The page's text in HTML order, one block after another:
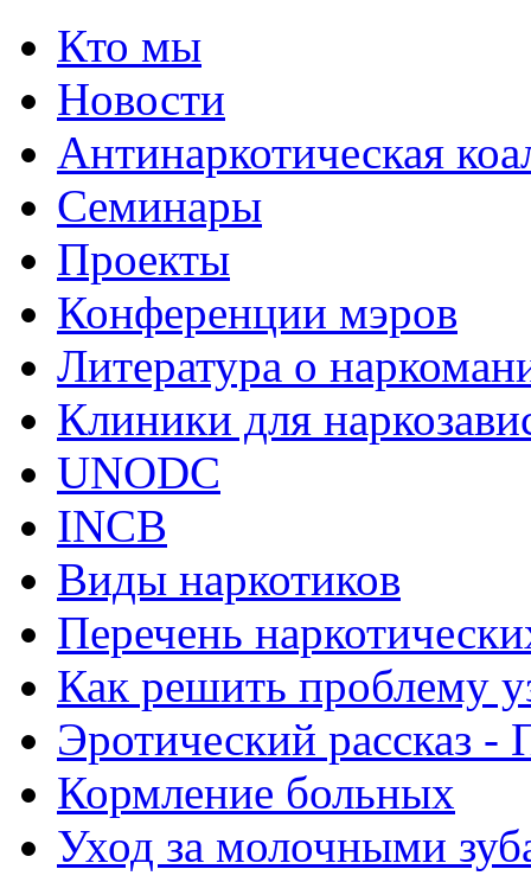
Кто мы
Новости
Антинаркотическая
Семинары
Проекты
Конференции мэров
Литература о
Клиники для
UNODC
INCB
Виды наркотиков
Перечень
Как решить проблему
Эротический рассказ -
Кормление больных
Уход за молочными